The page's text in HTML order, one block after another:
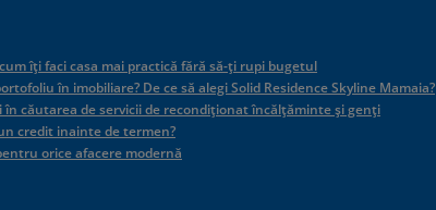
îți faci casa mai practică fără să-ți rupi bugetul
în imobiliare? De ce să alegi Solid Residence Skyline Mamaia?
în căutarea de servicii de recondiționat încălțăminte și genți
credit inainte de termen?
orice afacere modernă